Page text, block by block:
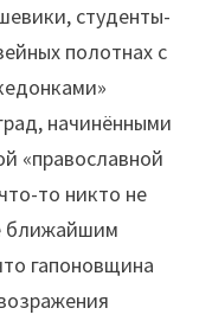
студенты-
полотнах с
начинёнными
«православной
то никто не
ближайшим
гапоновщина